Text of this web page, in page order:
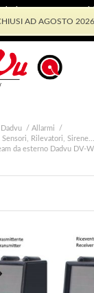
AD AGOSTO 2026
Dadvu / Allarmi
/
Rilevatori, Sirene...
da esterno Dadvu DV-